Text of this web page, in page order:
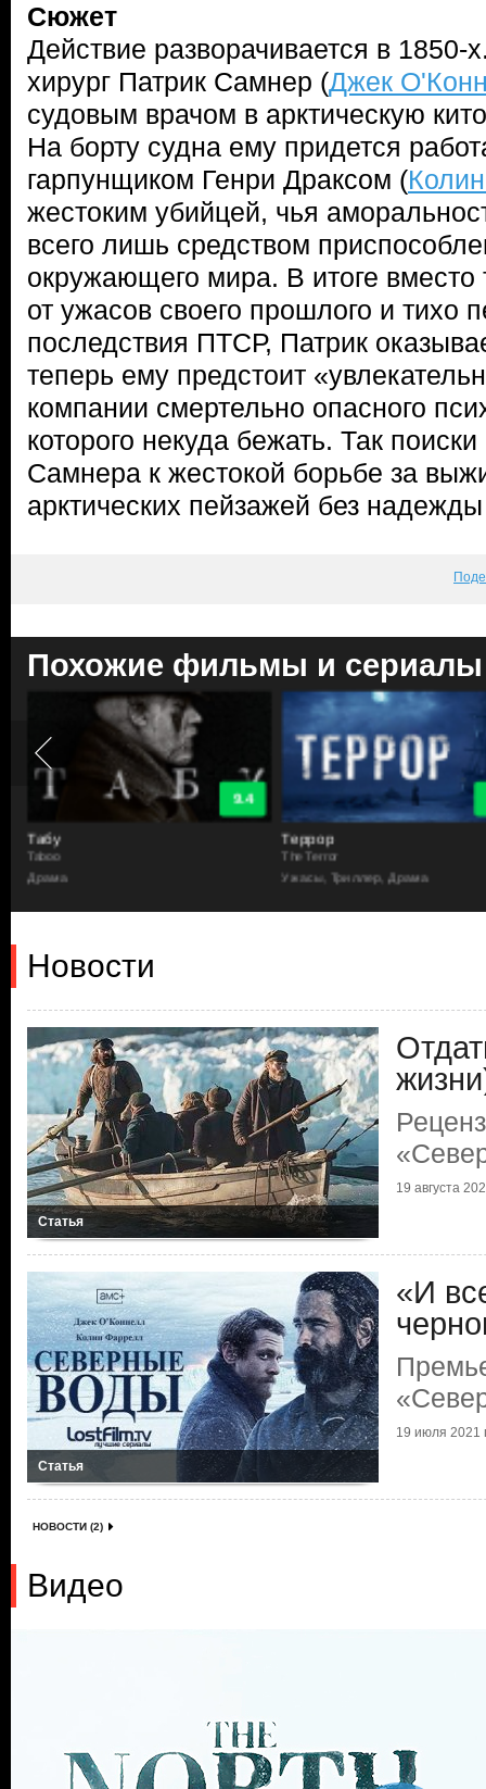
Сюжет
Действие разворачивается в
хирург Патрик Самнер (Джек
судовым врачом в арктическую
На борту судна ему придется
гарпунщиком Генри Драксом (
жестоким убийцей, чья
всего лишь средством
окружающего мира. В итоге вместо
от ужасов своего прошлого и тихо
последствия ПТСР, Патрик
теперь ему предстоит
компании смертельно опасного
которого некуда бежать. Так
Самнера к жестокой борьбе за
арктических пейзажей без
Похожие фильмы и сериалы
9.4
Табу
Taboo
Драма
Террор
The Terror
Ужасы, Триллер, Драма
Новости
Статья
19 августа
Статья
«И
19 июля 2021
НОВОСТИ (2)
Видео